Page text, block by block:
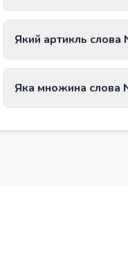
Який артикль слова
Яка множина слова
Множина слова